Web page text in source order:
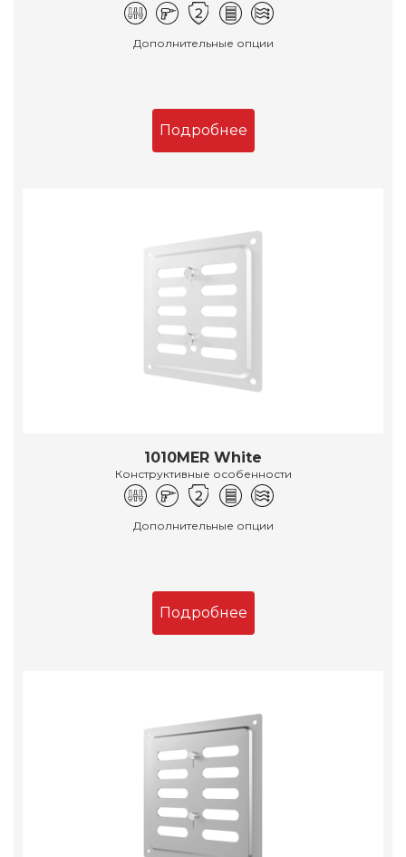
Дополнительные опции
Подробнее
1010MER White
Конструктивные особенности
Дополнительные опции
Подробнее